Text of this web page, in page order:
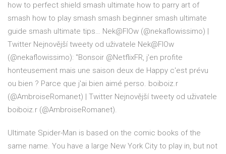
how to perfect shield smash ultimate how to parry art of
smash how to play smash smash beginner smash ultimate
guide smash ultimate tips… Nek@FlOw (@nekaflowissimo) |
Twitter Nejnovější tweety od uživatele Nek@FlOw
(@nekaflowissimo): "Bonsoir @NetflixFR, j'en profite
honteusement mais une saison deux de Happy c'est prévu
ou bien ? Parce que j'ai bien aimé perso. boiboiz.r
(@AmbroiseRomanet) | Twitter Nejnovější tweety od uživatele
boiboiz.r (@AmbroiseRomanet).
Ultimate Spider-Man is based on the comic books of the
same name. You have a large New York City to play in, but not